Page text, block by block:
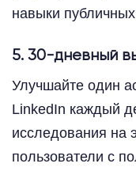
навыки
5. 30-дневный
Улучшайте один
LinkedIn каждый
исследования на
пользователи с